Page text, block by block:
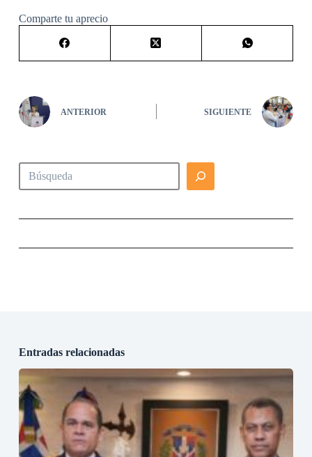
Comparte tu aprecio
ANTERIOR SIGUIENTE
Buscar
Entradas relacionadas